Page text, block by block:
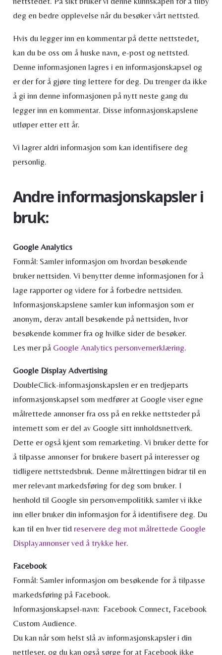
deg en bedre opplevelse når du besøker vårt nettsted.
Hvis du legger inn en kommentar på dette nettstedet,
kan du be oss om å huske navn, e-post og nettsted.
Denne informasjonen lagres i en informasjonskapsel og
er der for å gjøre ting lettere for deg. Du trenger da ikke
å gi inn denne informasjonen på nytt neste gang du
legger inn en kommentar. Disse informasjonskapslene
utløper etter ett år.
Vi lagrer aldri informasjon som kan identifisere deg
personlig.
Andre informasjonskapsler i
bruk:
Google Analytics
Formål: Samler informasjon om hvordan besøkende
bruker nettsiden. Vi benytter denne informasjonen for å
lage rapporter og videre for å forbedre nettsiden.
Informasjonskapslene samler kun informasjon som er
anonym, derav antall besøkende på nettsiden, hvor
besøkende kommer fra og hvilke sider de besøker.
Les mer på Google Analytics personvernerklæring.
Google Display Advertising
DoubleClick-informasjonskapslen er en tredjeparts
informasjonskapsel som medfører at Google viser egne
målrettede annonser fra oss på en rekke nettsteder på
internett som er del av Google sitt innholdsnettverk.
Dette er også kjent som remarketing. Vi bruker dette for
å tilpasse annonser for brukere basert på interesser og
tidligere nettstedsbruk. Denne målrettingen bidrar til en
mer relevant markedsføring for deg som bruker. I
henhold til Google sin personvernpolitikk samler vi ikke
inn eller bruker din informasjon for å identifisere deg. Du
kan til en hver tid reservere deg mot målrettede Google
Displayannonser ved å trykke her.
Facebook
Formål: Samler informasjon om besøkende for å tilpasse
markedsføring på Facebook.
Informasjonskapsel-navn: Facebook Connect, Facebook
Custom Audience.
Du kan når som helst slå av informasjonskapsler i din
nettleser, og du kan også sørge for at Facebook ikke